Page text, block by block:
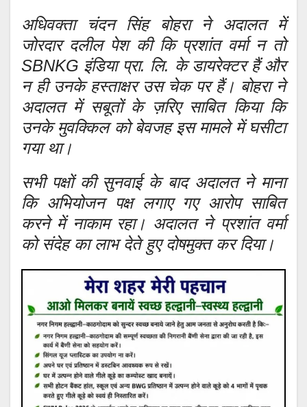
अधिवक्ता चंदन सिंह बोहरा ने अदालत में
जोरदार दलील पेश की कि प्रशांत वर्मा न तो
SBNKG इंडिया प्रा. लि. के डायरेक्टर हैं और
न ही उनके हस्ताक्षर उस चेक पर हैं। बोहरा ने
अदालत में सबूतों के ज़रिए साबित किया कि
उनके मुवक्किल को बेवजह इस मामले में घसीटा
गया था।
सभी पक्षों की सुनवाई के बाद अदालत ने माना
कि अभियोजन पक्ष लगाए गए आरोप साबित
करने में नाकाम रहा। अदालत ने प्रशांत वर्मा
को संदेह का लाभ देते हुए दोषमुक्त कर दिया।